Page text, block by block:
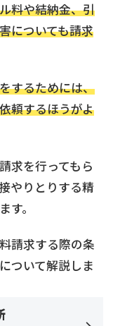
料や結納金、引
についても請求
するためには、
頼するほうがよ
求を行ってもら
やりとりする精
。
請求する際の条
ついて解説しま